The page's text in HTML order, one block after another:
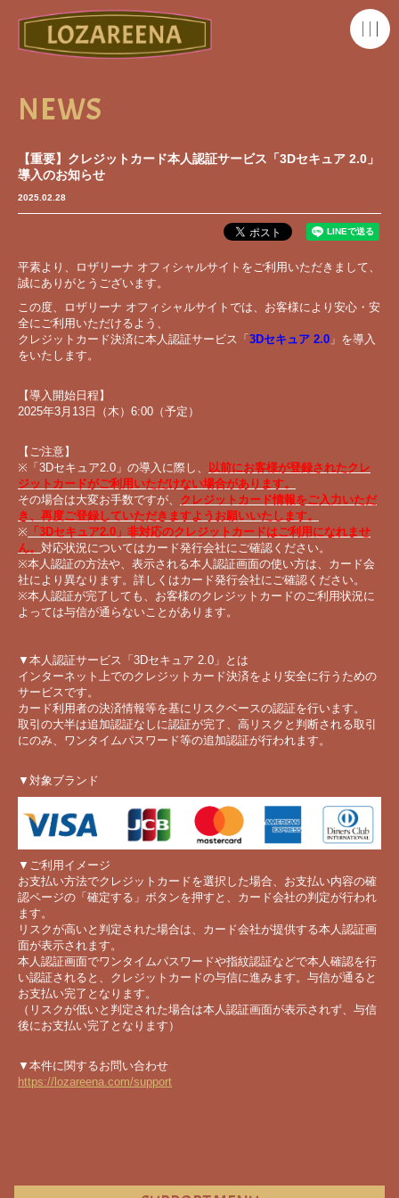
NEWS
【重要】クレジットカード本人認証サービス「3Dセキュア 2.0」
導入のお知らせ
2025.02.28
平素より、ロザリーナ オフィシャルサイトをご利用いただきまして、
誠にありがとうございます。
この度、ロザリーナ オフィシャルサイトでは、お客様により安心・安
全にご利用いただけるよう、
クレジットカード決済に本人認証サービス「 3Dセキュア 2.0 」を導入
をいたします。
【導入開始日程】
2025年3月13日（木）6:00（予定）
【ご注意】
※「3Dセキュア2.0」の導入に際し、
以前にお客様が登録されたクレ
ジットカードがご利用いただけない場合があります。
その場合は大変お手数ですが、 クレジットカード情報をご入力いただ
き、再度ご登録していただきますようお願いいたします。
※ 「3Dセキュア2.0」非対応のクレジットカードはご利用になれませ
ん。 対応状況についてはカード発行会社にご確認ください。
※本人認証の方法や、表示される本人認証画面の使い方は、カード会
社により異なります。詳しくはカード発行会社にご確認ください。
※本人認証が完了しても、お客様のクレジットカードのご利用状況に
よっては与信が通らないことがあります。
▼本人認証サービス「3Dセキュア 2.0」とは
インターネット上でのクレジットカード決済をより安全に行うための
サービスです。
カード利用者の決済情報等を基にリスクベースの認証を行います。
取引の大半は追加認証なしに認証が完了、高リスクと判断される取引
にのみ、ワンタイムパスワード等の追加認証が行われます。
▼対象ブランド
▼ご利用イメージ
お支払い方法でクレジットカードを選択した場合、お支払い内容の確
認ページの「確定する」ボタンを押すと、カード会社の判定が行われ
ます。
リスクが高いと判定された場合は、カード会社が提供する本人認証画
面が表示されます。
本人認証画面でワンタイムパスワードや指紋認証などで本人確認を行
い認証されると、クレジットカードの与信に進みます。与信が通ると
お支払い完了となります。
（リスクが低いと判定された場合は本人認証画面が表示されず、与信
後にお支払い完了となります）
▼本件に関するお問い合わせ
https://lozareena.com/support